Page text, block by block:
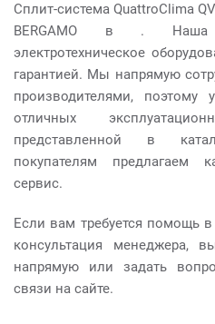
Сплит-система QuattroClima
BERGAMO в . Наша
электротехническое
гарантией. Мы напрямую
производителями,
отличных
представленной в
покупателям предлагаем
сервис.
Если вам требуется помощь
консультация менеджера,
напрямую или задать
связи на сайте.